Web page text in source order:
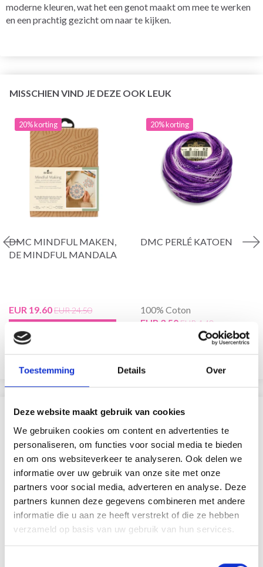
Toestemming Details Over
Deze website maakt gebruik van cookies
We gebruiken cookies om content en advertenties te
personaliseren, om functies voor social media te bieden
en om ons websiteverkeer te analyseren. Ook delen we
informatie over uw gebruik van onze site met onze
partners voor social media, adverteren en analyse. Deze
partners kunnen deze gegevens combineren met andere
informatie die u aan ze heeft verstrekt of die ze hebben
verzameld op basis van uw gebruik van hun services.
moderne kleuren, wat het een genot maakt om mee te werken
en een prachtig gezicht om naar te kijken.
MISSCHIEN VIND JE DEZE OOK LEUK
20% korting
DMC MINDFUL MAKEN,
DE MINDFUL MANDALA
EUR 19.60EUR 24.50
20% korting
DMC PERLÉ KATOEN
100% Coton
EUR 3.50 EUR 4.40
Aanbieding verloopt 12/08/2026
VERGELIJKBAAR MET DIT
18% korting